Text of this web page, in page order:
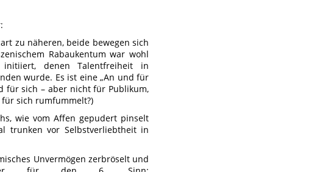
zu näheren, beide bewegen sich
Rabaukentum war wohl
initiiert, denen Talentfreiheit in
wurde. Es ist eine „An und für
für sich – aber nicht für Publikum,
sich rumfummelt?)
wie vom Affen gepudert pinselt
trunken vor Selbstverliebtheit in
Unvermögen zerbröselt und